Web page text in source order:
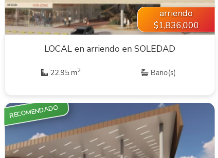
arriendo
$1,836,000
LOCAL en arriendo en SOLEDAD
22.95 m2 Baño(s)
RECOMENDADO